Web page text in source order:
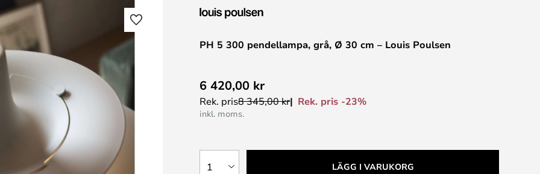
PH 5 300 pendellampa, grå, Ø 30 cm – Louis Poulsen
6 420,00 kr
Rek. pris8 345,00 kr Rek. pris -23%
inkl. moms.
1 LÄGG I VARUKORG